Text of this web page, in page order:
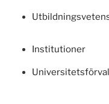
Institutioner